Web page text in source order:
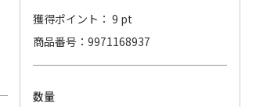
獲得ポイント： 9 pt
商品番号
9971168937
数量